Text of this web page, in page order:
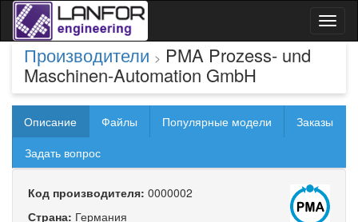
Производители > PMA Prozess- und
Maschinen-Automation GmbH
Описание Файлы Популярные модели
Заказы
Задать вопрос
Код производителя: 0000002
Страна: Германия